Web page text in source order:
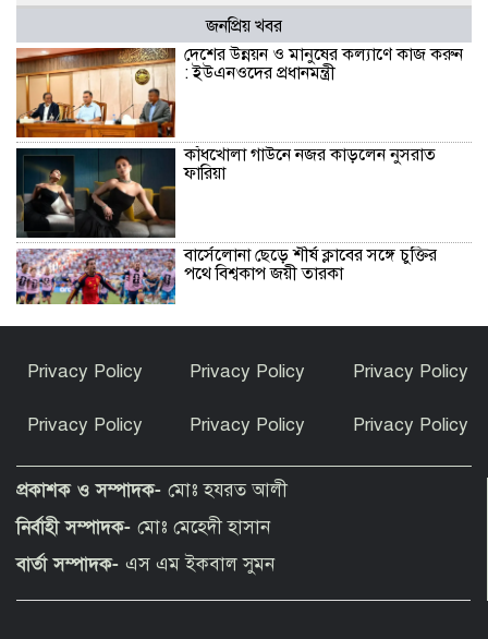
জনপ্রিয় খবর
দেশের উন্নয়ন ও মানুষের কল্যাণে কাজ করুন
: ইউএনওদের প্রধানমন্ত্রী
কাঁধখোলা গাউনে নজর কাড়লেন নুসরাত
ফারিয়া
বার্সেলোনা ছেড়ে শীর্ষ ক্লাবের সঙ্গে চুক্তির
পথে বিশ্বকাপ জয়ী তারকা
আদালতের রায়ে জমি ফিরে পেলেন মালিকরা
সুযোগ নেই, বলল জ্বালানি বিভাগ
পীরগঞ্জে ফ্যামিলি কার্ড শুমারির নিয়োগে
অনিয়মের অভিযোগ!
Privacy Policy Privacy Policy Privacy Policy
Privacy Policy Privacy Policy Privacy Policy
প্রকাশক ও সম্পাদক- মোঃ হযরত আলী
নির্বাহী সম্পাদক- মোঃ মেহেদী হাসান
বার্তা সম্পাদক- এস এম ইকবাল সুমন